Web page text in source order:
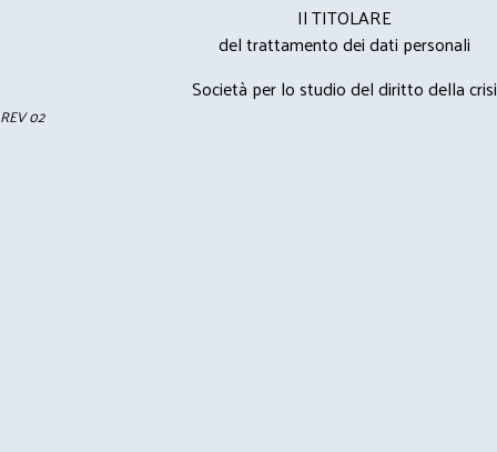
Il TITOLARE
del trattamento dei dati personali
Società per lo studio del diritto della crisi
REV 02